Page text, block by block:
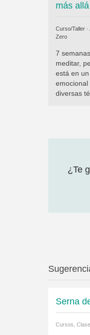
más
Curso/Taller ·
Zero
7
meditar,
está en
emocional
diversas
¿Te
Serna
Cursos,